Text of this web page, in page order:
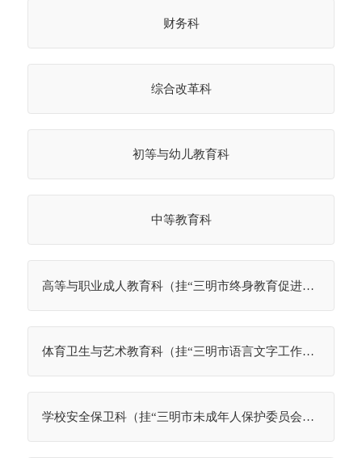
财务科
综合改革科
初等与幼儿教育科
中等教育科
高等与职业成人教育科（挂“三明市终身教育促进委员会办公室”牌子）
体育卫生与艺术教育科（挂“三明市语言文字工作委员会办公室”牌子）
学校安全保卫科（挂“三明市未成年人保护委员会办公室”牌子）